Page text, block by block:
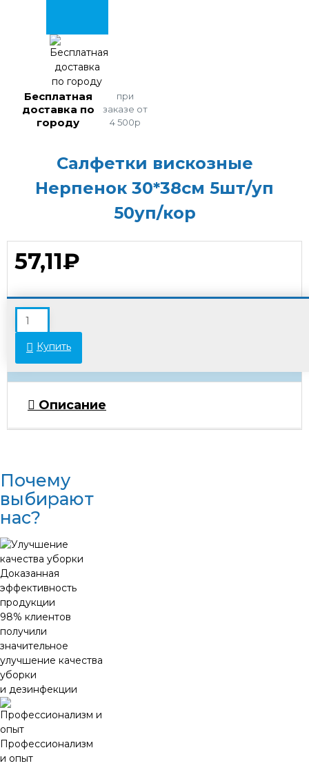
Бесплатная
доставка по
городу
при
заказе от
4 500р
Салфетки вискозные
Нерпенок 30*38см 5шт/уп
50уп/кор
57,11₽
Купить
В связи с переоценкой товара стоимость
некоторых позиций может отличаться от
указанной на сайте. Просьба уточнять актуальные
Описание
Почему
выбирают
нас?
Доказанная
эффективность
продукции
98% клиентов
получили
значительное
улучшение качества
уборки
и дезинфекции
Профессионализм
и опыт